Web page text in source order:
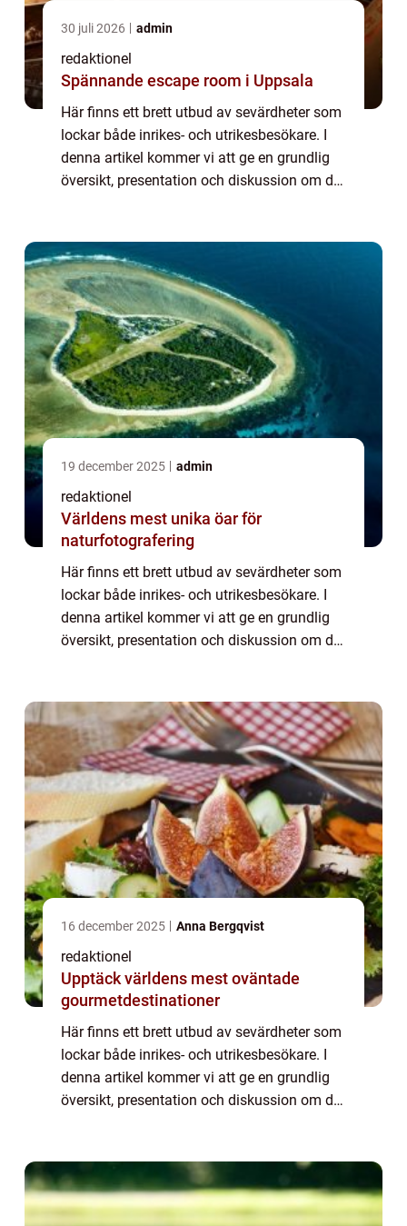
30 juli 2026 admin
redaktionel
Spännande escape room i Uppsala
Här finns ett brett utbud av sevärdheter som
lockar både inrikes- och utrikesbesökare. I
denna artikel kommer vi att ge en grundlig
översikt, presentation och diskussion om de
19 december 2025 admin
redaktionel
Världens mest unika öar för
naturfotografering
Här finns ett brett utbud av sevärdheter som
lockar både inrikes- och utrikesbesökare. I
denna artikel kommer vi att ge en grundlig
översikt, presentation och diskussion om de
16 december 2025 Anna Bergqvist
redaktionel
Upptäck världens mest oväntade
gourmetdestinationer
Här finns ett brett utbud av sevärdheter som
lockar både inrikes- och utrikesbesökare. I
denna artikel kommer vi att ge en grundlig
översikt, presentation och diskussion om de